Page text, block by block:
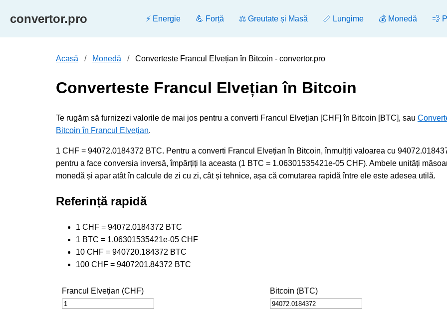
convertor.pro ⚡ Energie 💪 Forță ⚖️ Greutate și Masă 📏 Lungime 💰 Monedă 💨
Acasă Monedă Converteste Francul Elvețian în Bitcoin - convertor.pro
Converteste Francul Elvețian în Bitcoin
Te rugăm să furnizezi valorile de mai jos pentru a converti Francul Elvețian [CHF] în Bitcoin [BTC], sau
Bitcoin în Francul Elvețian.
1 CHF = 94072.0184372 BTC. Pentru a converti Francul Elvețian în Bitcoin, înmulțiți valoarea cu
pentru a face conversia inversă, împărțiți la aceasta (1 BTC = 1.06301535421e-05 CHF). Ambele unități
monedă și apar atât în calcule de zi cu zi, cât și tehnice, așa că comutarea rapidă între ele este adesea utilă.
Referință rapidă
1 CHF = 94072.0184372 BTC
1 BTC = 1.06301535421e-05 CHF
10 CHF = 940720.184372 BTC
100 CHF = 9407201.84372 BTC
Francul Elvețian (CHF) Bitcoin (BTC)